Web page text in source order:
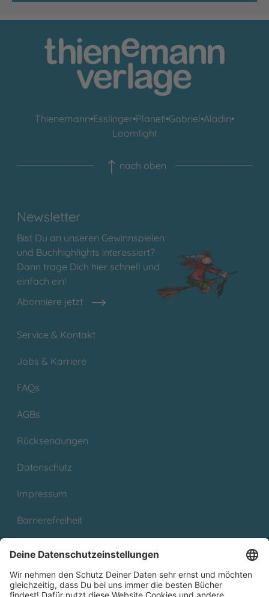
Thienemann•Esslinger•Planet!•Gabriel•Aladin•
Loomlight
nach oben
Newsletter
Bist Du an unseren Gewinnspielen
und Buchhighlights interessiert?
Dann trage Dich hier schnell und
einfach ein!
Abonniere jetzt
Service & Kontakt
Jobs & Karriere
FAQs
AGBs
Rücksendungen
Datenschutz
Impressum
Barrierefreiheit
Partnerprogramm (Affiliate)